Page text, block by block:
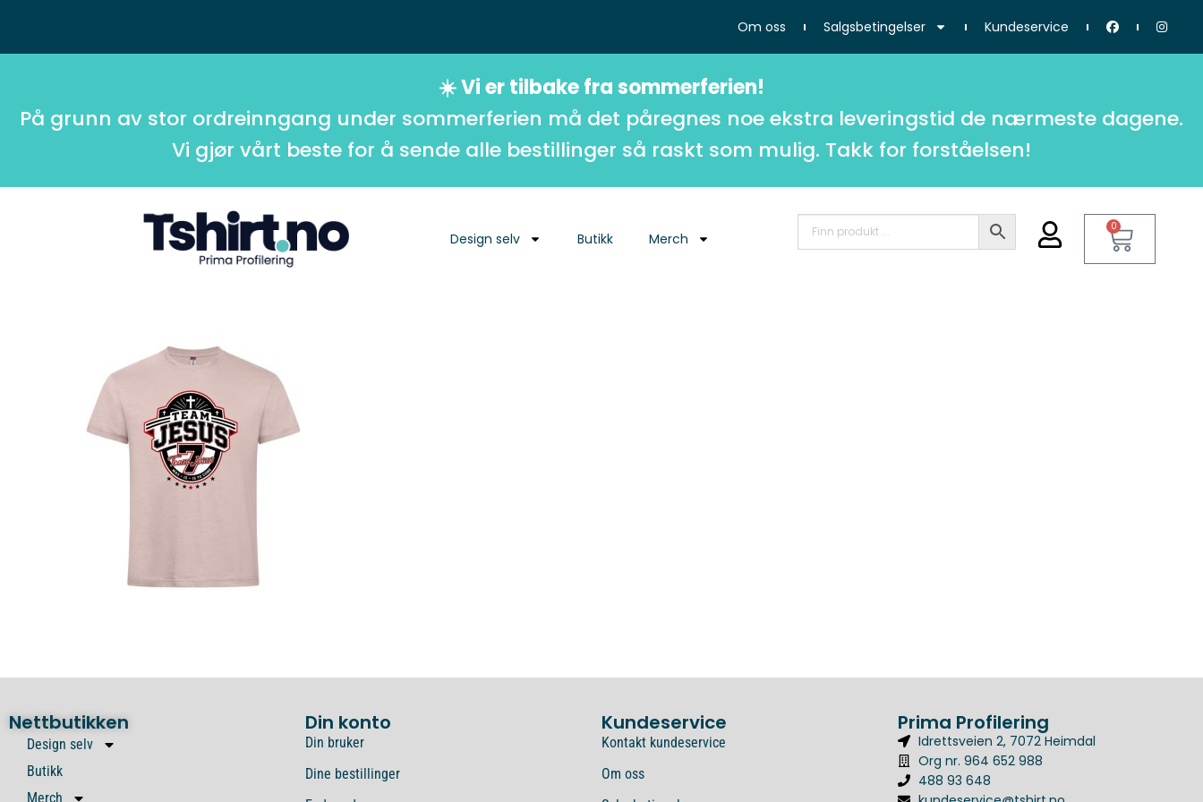
Om oss Salgsbetingelser Kundeservice
☀️ Vi er tilbake fra sommerferien!
På grunn av stor ordreinngang under sommerferien må det påregnes noe ekstra leveringstid de nærmeste dagene.
Vi gjør vårt beste for å sende alle bestillinger så raskt som mulig. Takk for forståelsen!
Design selv Butikk Merch
0
Nettbutikken Din konto Kundeservice Prima Profilering
Design selv
Butikk
Merch
Din bruker
Dine bestillinger
Kontakt kundeservice
Om oss
Idrettsveien 2, 7072 Heimdal
Org nr. 964 652 988
488 93 648